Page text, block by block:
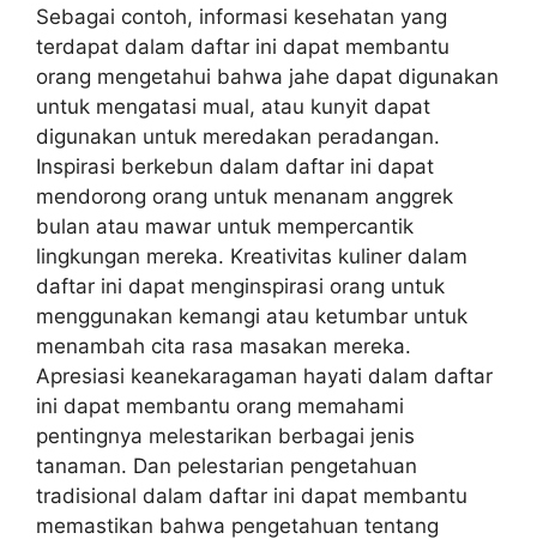
Sebagai contoh, informasi kesehatan yang
terdapat dalam daftar ini dapat membantu
orang mengetahui bahwa jahe dapat digunakan
untuk mengatasi mual, atau kunyit dapat
digunakan untuk meredakan peradangan.
Inspirasi berkebun dalam daftar ini dapat
mendorong orang untuk menanam anggrek
bulan atau mawar untuk mempercantik
lingkungan mereka. Kreativitas kuliner dalam
daftar ini dapat menginspirasi orang untuk
menggunakan kemangi atau ketumbar untuk
menambah cita rasa masakan mereka.
Apresiasi keanekaragaman hayati dalam daftar
ini dapat membantu orang memahami
pentingnya melestarikan berbagai jenis
tanaman. Dan pelestarian pengetahuan
tradisional dalam daftar ini dapat membantu
memastikan bahwa pengetahuan tentang